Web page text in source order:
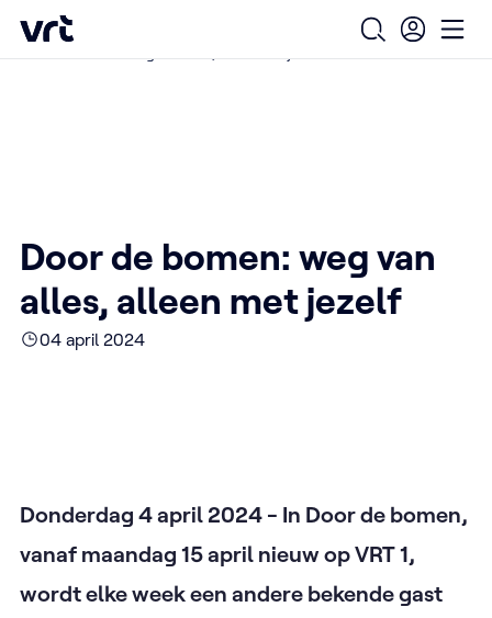
Ga naar de hoofdinhoud
VRT (home)
Open
Home /
Door de bomen: weg van
alles, alleen met jezelf
04 april 2024
Donderdag 4 april 2024 - In Door de bomen,
vanaf maandag 15 april nieuw op VRT 1,
wordt elke week een andere bekende gast